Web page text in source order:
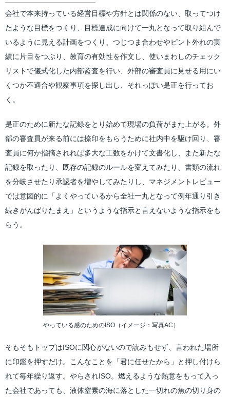
会社で本来持っている経営目標や方針とは関係のない、取ってつけ
たような目標をつくり、目標達成に向けて一丸となって取り組んで
いるように見える計画をつくり、つじつま合わせやピント外れの実
績に片目をつぶり、教育の有効性を作文し、使いまわしのチェック
リストで儀式化した内部監査を行い、外部の審査員に見せる用にい
くつか不適合や観察事項を探し出し、それっぽい是正を行ってお
く。
是正のために新たな記録をとり始めて現場の負荷がまた上がる。外
部の審査員が来る前には捺印をもらうために社内中を駆け回り、審
査員に何か指摘されれば多大な工数をかけて文書化し、また新たな
記録を取ったり、既存の記録のルールを変えてみたり、書類の流れ
を分岐させたり承認者を増やしてみたりし、マネジメントレビュー
では意図的に「よくやっているから全社一丸となって例年通り引き
続きがんばりたまえ」というような指示と言えないような指示をも
らう。
やっている感のためのISO（イメージ：写真AC）
そもそもトップはISOに関心がないので読みもせず、言われた場所
に印鑑を押すだけ。こんなことを「君に任せたから」と押し付けら
れて毎年繰り返す。やらされISO。燃えるような熱意をもって入っ
た会社であっても、液体窒素の海に落とした一切れの魚の切り身の